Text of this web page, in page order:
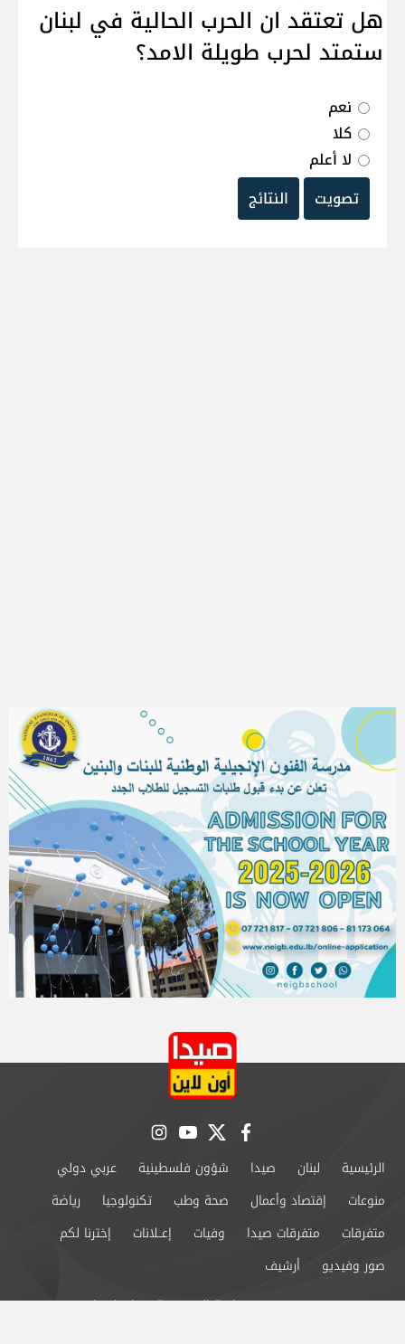
هل تعتقد ان الحرب الحالية في لبنان
ستمتد لحرب طويلة الامد؟
نعم
كلا
لا أعلم
تصويت
النتائج
facebook
twitter
youtube
instagram
الرئيسية لبنان صيدا شؤون فلسطينية
عربي دولي
منوعات
إقتصاد وأعمال صحة وطب تكنولوجيا
رياضة
متفرقات
متفرقات صيدا وفيات إعــلانات
إخترنا لكم
صور وفيديو
أرشيف
من نحن
سياسة الخصوصية اتصل بنا